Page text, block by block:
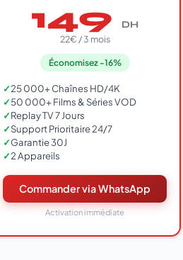
149 DH
22€ / 3 mois
Économisez -16%
✓25 000+ Chaînes HD/4K
✓50 000+ Films & Séries VOD
✓Replay TV 7 Jours
✓Support Prioritaire 24/7
✓Garantie 30J
✓2 Appareils
Commander via WhatsApp
Activation immédiate